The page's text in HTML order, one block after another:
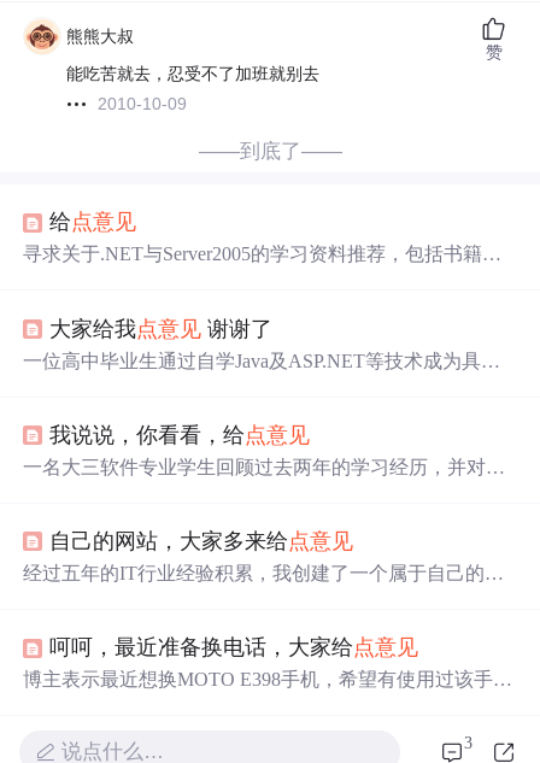
熊熊大叔
能吃苦就去，忍受不了加班就别去
2010-10-09
赞
——到底了——
给点意见
寻求关于.NET与Server2005的学习资料推荐，包括书籍与
大家给我点意见 谢谢了
一位高中毕业生通过自学Java及ASP.NET等技术成为具备
我说说，你看看，给点意见
一名大三软件专业学生回顾过去两年的学习经历，并对自
虑CCNA认证的价值。
自己的网站，大家多来给点意见
经过五年的IT行业经验积累，我创建了一个属于自己的网
呵呵，最近准备换电话，大家给点意见
博主表示最近想换MOTO E398手机，希望有使用过该手机
说点什么… 3